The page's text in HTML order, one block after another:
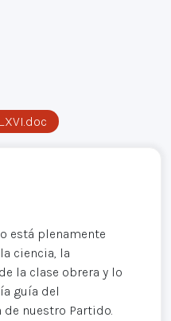
está plenamente
ciencia, la
la clase obrera y lo
guía del
nuestro Partido.